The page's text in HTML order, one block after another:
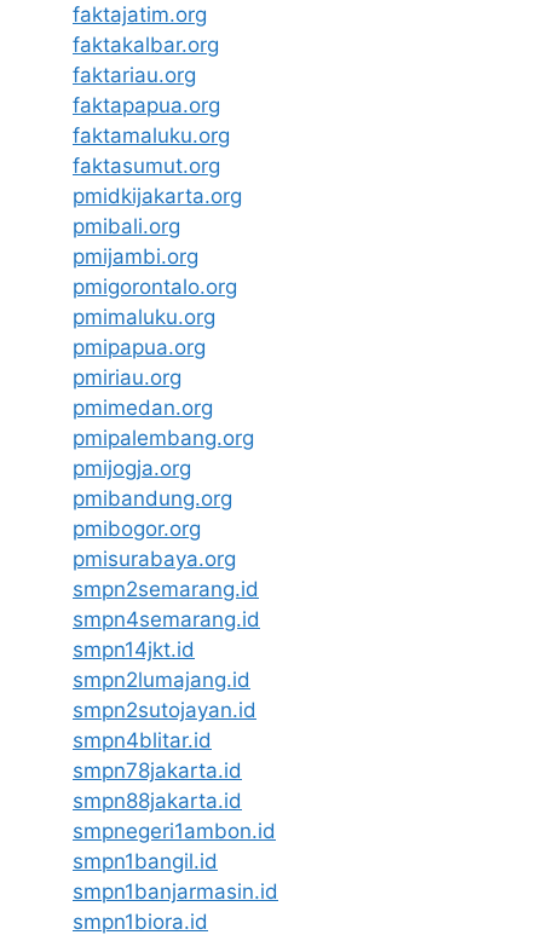
faktajatim.org
faktakalbar.org
faktariau.org
faktapapua.org
faktamaluku.org
faktasumut.org
pmidkijakarta.org
pmibali.org
pmijambi.org
pmigorontalo.org
pmimaluku.org
pmipapua.org
pmiriau.org
pmimedan.org
pmipalembang.org
pmijogja.org
pmibandung.org
pmibogor.org
pmisurabaya.org
smpn2semarang.id
smpn4semarang.id
smpn14jkt.id
smpn2lumajang.id
smpn2sutojayan.id
smpn4blitar.id
smpn78jakarta.id
smpn88jakarta.id
smpnegeri1ambon.id
smpn1bangil.id
smpn1banjarmasin.id
smpn1biora.id